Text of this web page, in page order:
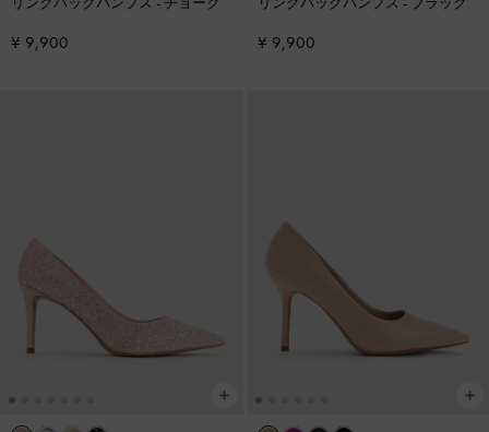
¥ 9,900 ¥ 9,900